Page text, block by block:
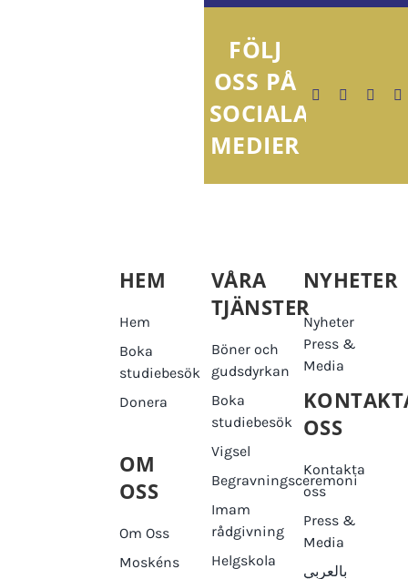
FÖLJ
OSS PÅ
SOCIALA
MEDIER
HEM
Hem
Boka
studiebesök
Donera
OM
OSS
Om Oss
Moskéns
VÅRA
TJÄNSTER
Böner och
gudsdyrkan
Boka
studiebesök
Vigsel
Begravningsceremoni
Imam
rådgivning
Helgskola
NYHETER
Nyheter
Press &
Media
OSS
Kontakta
oss
Press &
Media
بالعربي